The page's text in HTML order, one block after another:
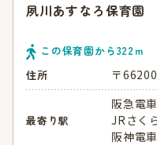
夙川あすなろ保育園
この保育園から322ｍ
住所
〒
最寄り駅
阪急電
JRさく
阪神電